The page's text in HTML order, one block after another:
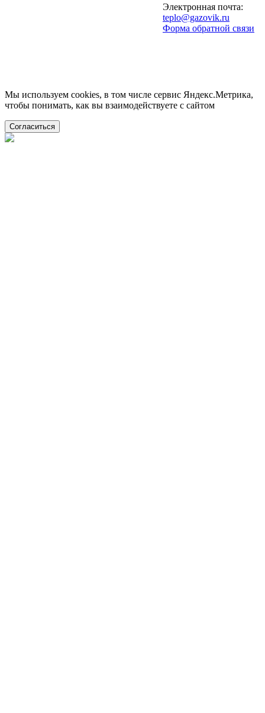
Электронная почта:
teplo@gazovik.ru
Форма обратной связи
Мы используем cookies, в том числе сервис Яндекс.Метрика,
чтобы понимать, как вы взаимодействуете с сайтом
Согласиться